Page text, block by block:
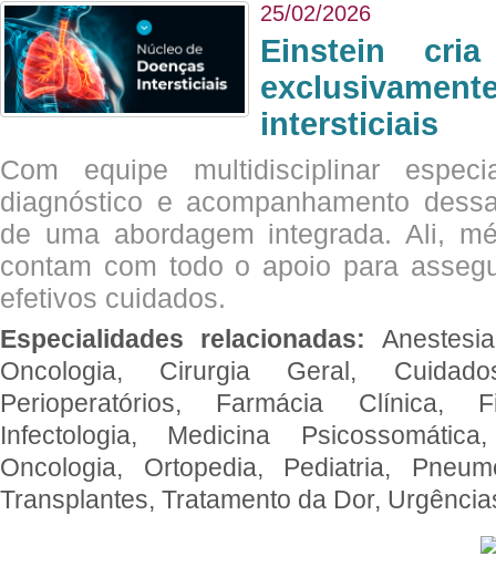
25/02/2026
Einstein
intersticiais
Com equipe multidisciplinar
diagnóstico e acompanhamento
de uma abordagem integrada. Ali,
contam com todo o apoio para
efetivos cuidados.
Especialidades relacionadas:
Oncologia, Cirurgia Geral,
Perioperatórios, Farmácia Clínica,
Infectologia, Medicina
Oncologia, Ortopedia, Pediatria,
Transplantes, Tratamento da Dor,